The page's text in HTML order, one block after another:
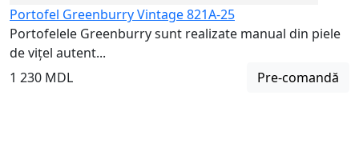
Portofel Greenburry Vintage 821A-25
Portofelele Greenburry sunt realizate manual din piele
de vițel autent...
1 230 MDL
Pre-comandă